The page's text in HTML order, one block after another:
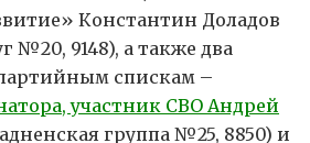
Константин Доладов
№20, 9148), а также два
спискам –
участник СВО Андрей
группа №25, 8850) и